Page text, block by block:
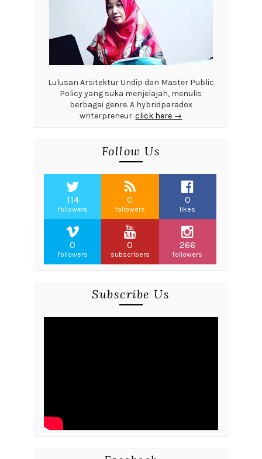
Lulusan Arsitektur Undip dan Master Public
Policy yang suka menjelajah, menulis
berbagai genre. A hybridparadox
writerpreneur.click here →
Follow Us
114
followers
0
followers
0
likes
0
followers
0
subscribers
266
followers
Subscribe Us